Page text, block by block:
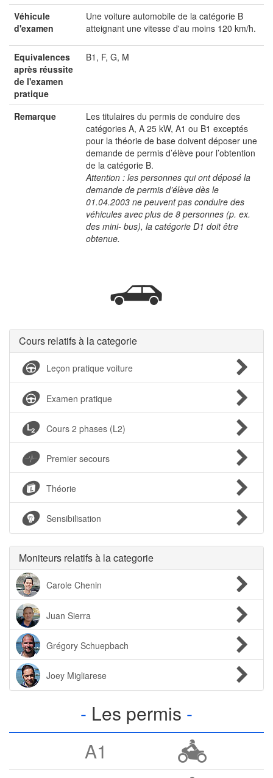
Véhicule
d'examen
Une voiture automobile de la catégorie B
atteignant une vitesse d'au moins 120 km/h.
Equivalences
après réussite
de l'examen
pratique
B1, F, G, M
Remarque
Les titulaires du permis de conduire des
catégories A, A 25 kW, A1 ou B1 exceptés
pour la théorie de base doivent déposer une
demande de permis d’élève pour l’obtention
de la catégorie B.
Attention : les personnes qui ont déposé la
demande de permis d’élève dès le
01.04.2003 ne peuvent pas conduire des
véhicules avec plus de 8 personnes (p. ex.
des mini- bus), la catégorie D1 doit être
obtenue.
Cours relatifs à la categorie
Leçon pratique voiture
Examen pratique
Cours 2 phases (L2)
Premier secours
Théorie
Sensibilisation
Moniteurs relatifs à la categorie
Carole Chenin
Juan Sierra
Grégory Schuepbach
Joey Migliarese
Les permis
A1